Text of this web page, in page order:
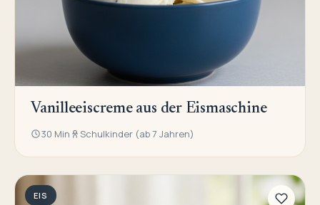
Vanilleeiscreme aus der Eismaschine
30 Min Schulkinder (ab 7 Jahren)
EIS